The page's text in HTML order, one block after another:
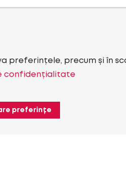
preferințele, precum și în
confidențialitate
preferințe